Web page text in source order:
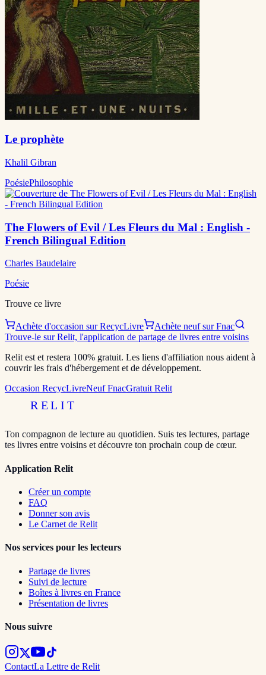
Le prophète
Khalil Gibran
PoésiePhilosophie
The Flowers of Evil / Les Fleurs du Mal : English -
French Bilingual Edition
Charles Baudelaire
Poésie
Trouve ce livre
Achète d'occasion sur RecycLivre
Achète neuf sur Fnac
Trouve-le sur Relit, l'application de partage de livres entre voisins
Relit est et restera 100% gratuit. Les liens d'affiliation nous aident à
couvrir les frais d'hébergement et de développement.
Occasion RecycLivreNeuf FnacGratuit Relit
RELIT
Ton compagnon de lecture au quotidien. Suis tes lectures, partage
tes livres entre voisins et découvre ton prochain coup de cœur.
Application Relit
Créer un compte
FAQ
Donner son avis
Le Carnet de Relit
Nos services pour les lecteurs
Partage de livres
Suivi de lecture
Boîtes à livres en France
Présentation de livres
Nous suivre
ContactLa Lettre de Relit